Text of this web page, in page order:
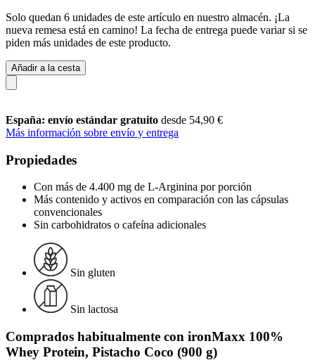
Solo quedan 6 unidades de este artículo en nuestro almacén. ¡La
nueva remesa está en camino! La fecha de entrega puede variar si se
piden más unidades de este producto.
Añadir a la cesta
España: envío estándar gratuito desde 54,90 €
Más información sobre envío y entrega
Propiedades
Con más de 4.400 mg de L-Arginina por porción
Más contenido y activos en comparación con las cápsulas
convencionales
Sin carbohidratos o cafeína adicionales
Sin gluten
Sin lactosa
Comprados habitualmente con ironMaxx 100%
Whey Protein, Pistacho Coco (900 g)